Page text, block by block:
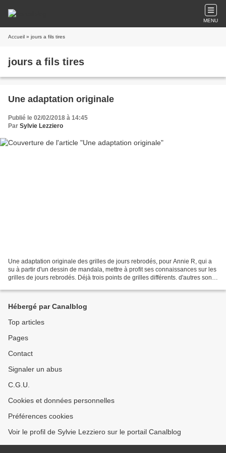
MENU
Accueil » jours a fils tires
jours a fils tires
Une adaptation originale
Publié le 02/02/2018 à 14:45
Par Sylvie Lezziero
Une adaptation originale des grilles de jours rebrodés, pour Annie R, qui a
su à partir d'un dessin de mandala, mettre à profit ses connaissances sur les
grilles de jours rebrodés. Déjà trois points de grilles différents. d'autres sont
Hébergé par Canalblog
Top articles
Pages
Contact
Signaler un abus
C.G.U.
Cookies et données personnelles
Préférences cookies
Voir le profil de Sylvie Lezziero sur le portail Canalblog